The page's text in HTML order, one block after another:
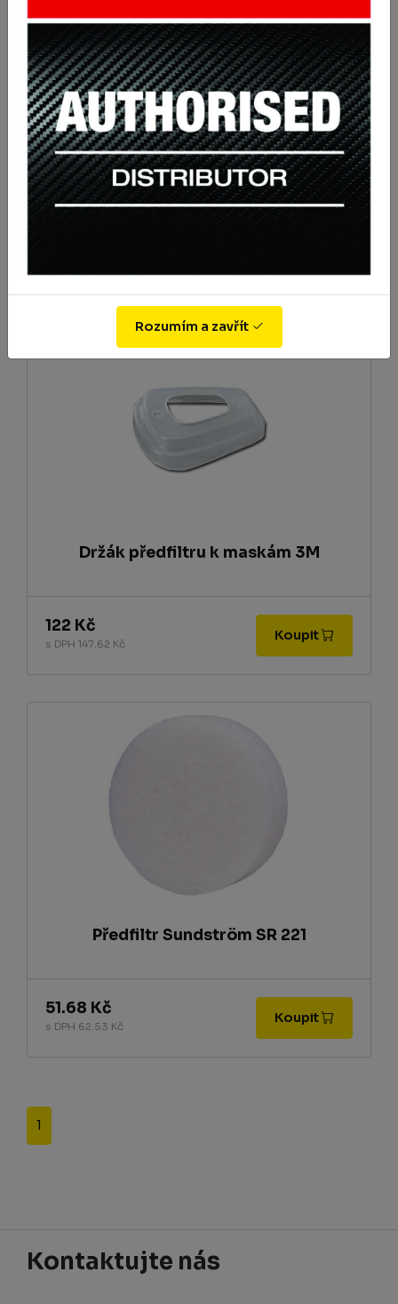
Adaptér k maskám 3M
Držák předfiltru k maskám 3M
122 Kč
s DPH 147.62 Kč
Koupit
Předfiltr Sundström SR 221
51.68 Kč
s DPH 62.53 Kč
Koupit
1
Kontaktujte nás
Rozumím a zavřít